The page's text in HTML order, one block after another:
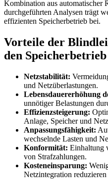
Kombination aus automatischer
durchgeführten Analysen trägt
effizienten Speicherbetrieb bei.
Vorteile der
den
Netzstabilität:
und Netzüberlastungen.
Lebensdauererhöhung
unnötiger Belastungen
Effizienzsteigerung:
Anlage, Speicher und
Anpassungsfähigkeit:
wechselnde Lasten und
Konformität: Einhaltung
von Strafzahlungen.
Kosteneinsparung:
Netzintegration